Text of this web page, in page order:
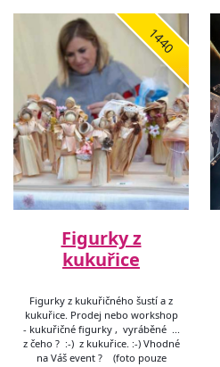
1440
Figurky z
kukuřice
Figurky z kukuřičného šustí a z
kukuřice. Prodej nebo workshop
- kukuřičné figurky , vyráběné ...
z čeho ? :-) z kukuřice. :-) Vhodné
na Váš event ? (foto pouze